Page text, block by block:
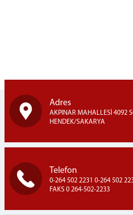
Adres
AKPINAR MAHALLESİ 4092
HENDEK/SAKARYA
Telefon
0-264 502 2231 0-264 502
FAKS 0 264-502-2233